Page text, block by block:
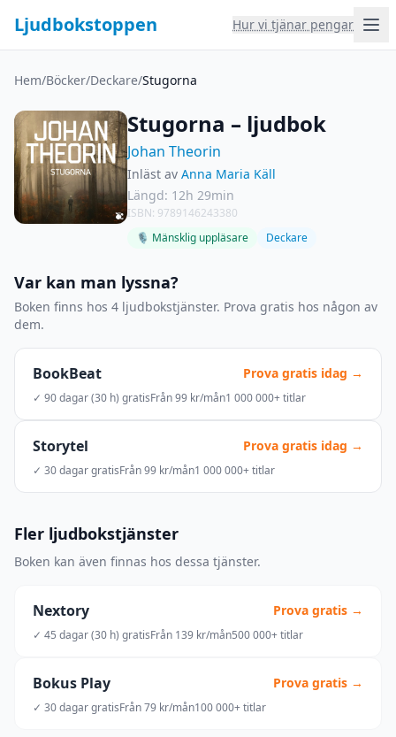
Ljudbokstoppen Hur vi tjänar pengar
Hem/Böcker/Deckare/Stugorna
Stugorna – ljudbok
Johan Theorin
Inläst av Anna Maria Käll
Längd: 12h 29min
ISBN: 9789146243380
🎙 Mänsklig uppläsare
Deckare
Var kan man lyssna?
Boken finns hos 4 ljudbokstjänster. Prova gratis hos någon av
dem.
BookBeat Prova gratis idag →
✓ 90 dagar (30 h) gratisFrån 99 kr/mån1 000 000+ titlar
Storytel Prova gratis idag →
✓ 30 dagar gratisFrån 99 kr/mån1 000 000+ titlar
Fler ljudbokstjänster
Boken kan även finnas hos dessa tjänster.
Nextory Prova gratis →
✓ 45 dagar (30 h) gratisFrån 139 kr/mån500 000+ titlar
Bokus Play Prova gratis →
✓ 30 dagar gratisFrån 79 kr/mån100 000+ titlar